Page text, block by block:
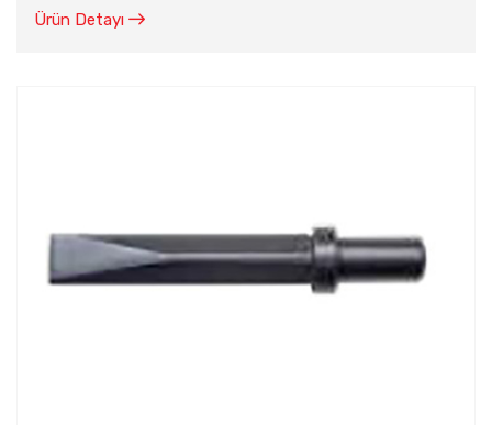
Ürün Detayı